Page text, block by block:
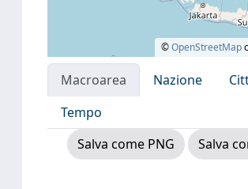
©OpenStreetMap
Macroarea Nazione
Tempo
Salva come PNG
Salva